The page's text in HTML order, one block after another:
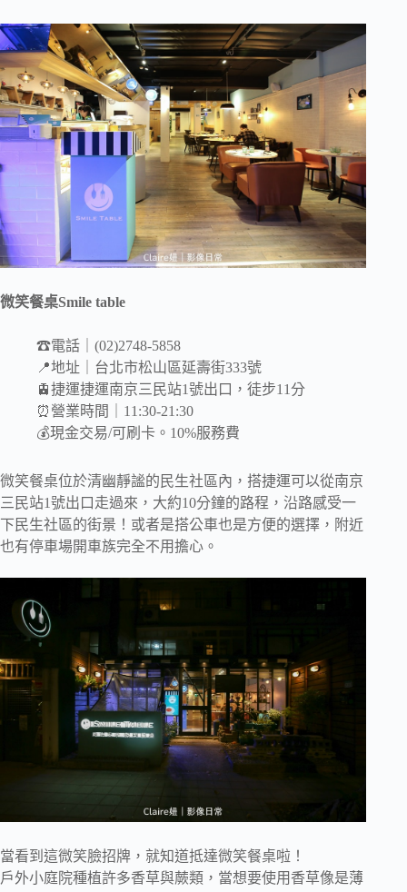
微笑餐桌Smile table
☎電話｜(02)2748-5858
📍地址｜台北市松山區延壽街333號
🚊捷運捷運南京三民站1號出口，徒步11分
⏰營業時間｜11:30-21:30
💰現金交易/可刷卡。10%服務費
微笑餐桌位於清幽靜謐的民生社區內，搭捷運可以從南京
三民站1號出口走過來，大約10分鐘的路程，沿路感受一
下民生社區的街景！或者是搭公車也是方便的選擇，附近
也有停車場開車族完全不用擔心。
當看到這微笑臉招牌，就知道抵達微笑餐桌啦！
戶外小庭院種植許多香草與蕨類，當想要使用香草像是薄